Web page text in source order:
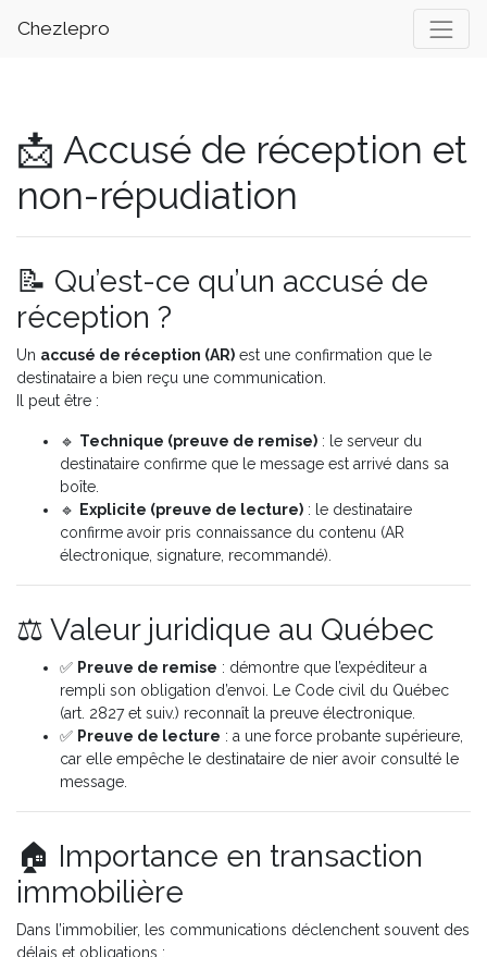
Chezlepro
📩 Accusé de réception et
non-répudiation
📝 Qu’est-ce qu’un accusé de
réception ?
Un accusé de réception (AR) est une confirmation que le
destinataire a bien reçu une communication.
Il peut être :
🔹 Technique (preuve de remise) : le serveur du
destinataire confirme que le message est arrivé dans sa
boîte.
🔹
Explicite (preuve de lecture) : le destinataire
confirme avoir pris connaissance du contenu (AR
électronique, signature, recommandé).
⚖️ Valeur juridique au Québec
✅ Preuve de remise : démontre que l’expéditeur a
rempli son obligation d’envoi. Le Code civil du Québec
(art. 2827 et suiv.) reconnaît la preuve électronique.
✅ Preuve de lecture : a une force probante supérieure,
car elle empêche le destinataire de nier avoir consulté le
message.
🏠 Importance en transaction
immobilière
Dans l’immobilier, les communications déclenchent souvent des
délais et obligations :